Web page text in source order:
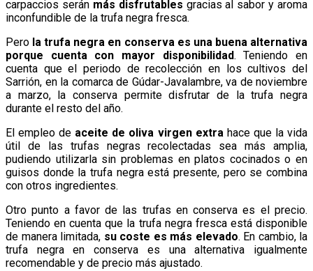
carpaccios serán más disfrutables gracias al sabor y aroma
inconfundible de la trufa negra fresca.
Pero la trufa negra en conserva es una buena alternativa
porque cuenta con mayor disponibilidad. Teniendo en
cuenta que el periodo de recolección en los cultivos del
Sarrión, en la comarca de Gúdar-Javalambre, va de noviembre
a marzo, la conserva permite disfrutar de la trufa negra
durante el resto del año.
El empleo de aceite de oliva virgen extrahace que la vida
útil de las trufas negras recolectadas sea más amplia,
pudiendo utilizarla sin problemas en platos cocinados o en
guisos donde la trufa negra está presente, pero se combina
con otros ingredientes.
Otro punto a favor de las trufas en conserva es el precio.
Teniendo en cuenta que la trufa negra fresca está disponible
de manera limitada, su coste es más elevado. En cambio, la
trufa negra en conserva es una alternativa igualmente
recomendable y de precio más ajustado.